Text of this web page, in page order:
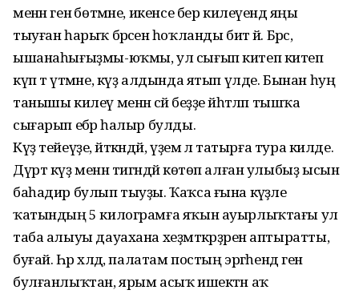
менән генә бөтмәне, икенсе бер килеүендә яңы
тыуған һарыҡ бәрәсенә һоҡланды бит әй. Бәрәс,
ышанаһығыҙмы-юҡмы, ул сығып китеп китеп
күп тә үтмәне, күҙ алдында ятып үлде. Бынан һуң
танышы килеү менән әсәй беҙҙе йәһәтләп тышҡа
сығарып ебәрә һалыр булды.
Күҙ тейеүҙе, әйткәндәй, үҙемә лә татырға тура килде.
Дүрт күҙ менән тигәндәй көтөп алған улыбыҙ ысын
баһадир булып тыуҙы. Ҡаҡса ғына кәүҙәле
ҡатындың 5 килограмға яҡын ауырлыҡтағы ул
таба алыуы дауахана хеҙмәткәрҙәрен аптыратты,
буғай. Һәр хәлдә, палатам постың эргәһендә генә
булғанлыҡтан, ярым асыҡ ишектән аҡ